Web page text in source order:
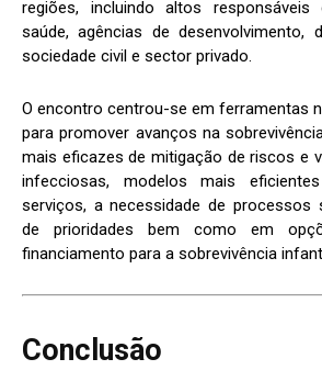
regiões, incluindo altos
saúde, agências de desenvolvimento,
sociedade civil e sector privado.
O encontro centrou-se em ferramentas
para promover avanços na
mais eficazes de mitigação de riscos e
infecciosas, modelos mais
serviços, a necessidade de processos
de prioridades bem como em
financiamento para a sobrevivência
Conclusão